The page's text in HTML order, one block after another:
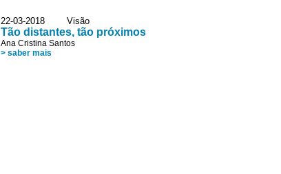
22-03-2018 Visão
Tão distantes, tão próximos
Ana Cristina Santos
> saber mais